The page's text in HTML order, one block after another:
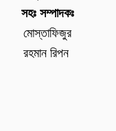
সহঃ সম্পাদকঃ
মোস্তাফিজুর
রহমান রিপন